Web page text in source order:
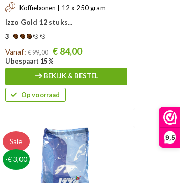
9,5
Koffiebonen | 12 x 250 gram
Izzo Gold 12 stuks...
3
Prijs
Vanaf: € 99,00 € 84,00
U bespaart 15 %
BEKIJK & BESTEL
Op voorraad
Sale
-€ 3,00